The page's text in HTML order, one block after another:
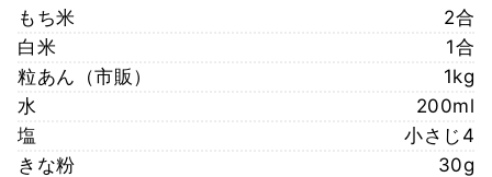
もち米
2合
白米
1合
粒あん（市販）
1kg
水
200ml
塩
小さじ4
きな粉
30g